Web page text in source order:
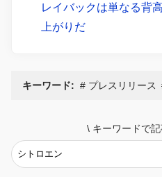
レイバックは単なる背
上がりだ
キーワード: プレスリリース
\ キーワードで